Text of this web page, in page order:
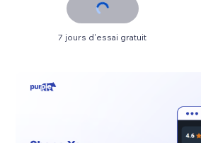
7 jours d'essai gratuit